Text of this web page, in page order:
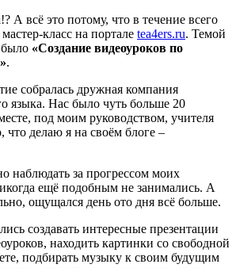
А всё это потому, что в течение всего
класс на портале tea4ers.ru. Темой
было «Создание видеоуроков по
.
собралась дружная компания
языка. Нас было чуть больше 20
под моим руководством, учителя
что делаю я на своём блоге –
наблюдать за прогрессом моих
ещё подобным не занимались. А
ощущался день ото дня всё больше.
создавать интересные презентации
находить картинки со свободной
подбирать музыку к своим будущим